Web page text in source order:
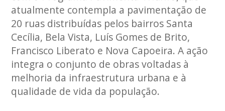
atualmente contempla a pavimentação de
20 ruas distribuídas pelos bairros Santa
Cecília, Bela Vista, Luís Gomes de Brito,
Francisco Liberato e Nova Capoeira. A ação
integra o conjunto de obras voltadas à
melhoria da infraestrutura urbana e à
qualidade de vida da população.